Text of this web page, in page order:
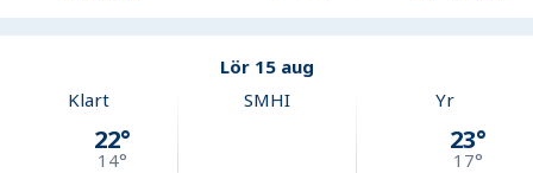
Lör 15 aug
Klart
22°
14°
SMHI Yr
23°
17°